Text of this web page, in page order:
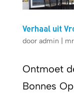
Verhaal uit
door admin
Ontmoet
Bonnes